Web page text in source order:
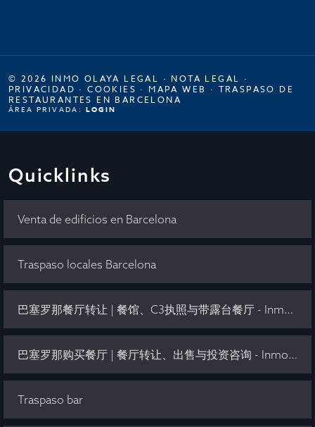
© 2026 INMO OLAYA LEGAL · NOTA LEGAL ·
PRIVACIDAD ·COOKIES · MAPA WEB · TRASPASO DE
RESTAURANTES EN BARCELONA
ÁREA PRIVADA: LOGIN
Quicklinks
Venta de edificios en Barcelona
Traspaso locales Barcelona
巴塞罗那餐厅转让 | 餐馆、C3执照与带露台餐厅 - Inmo Olaya
巴塞罗那购买餐厅 | 餐厅转让、出售与投资咨询 - Inmo Olaya
Traspaso bar